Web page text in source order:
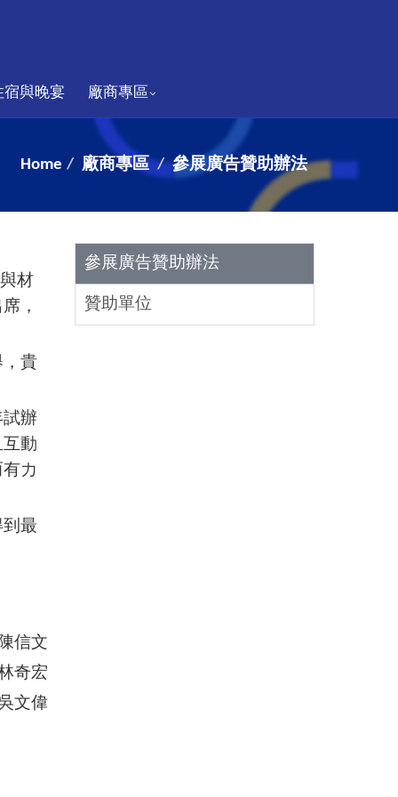
宿與晚宴 廠商專區
Home 廠商專區 參展廣告贊助辦法
材
，
，貴
試辦
動
力
最
信文
奇宏
文偉
參展廣告贊助辦法
贊助單位